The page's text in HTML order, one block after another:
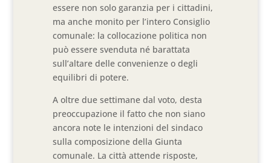
essere non solo garanzia per i cittadini,
ma anche monito per l’intero Consiglio
comunale: la collocazione politica non
può essere svenduta né barattata
sull’altare delle convenienze o degli
equilibri di potere.
A oltre due settimane dal voto, desta
preoccupazione il fatto che non siano
ancora note le intenzioni del sindaco
sulla composizione della Giunta
comunale. La città attende risposte,